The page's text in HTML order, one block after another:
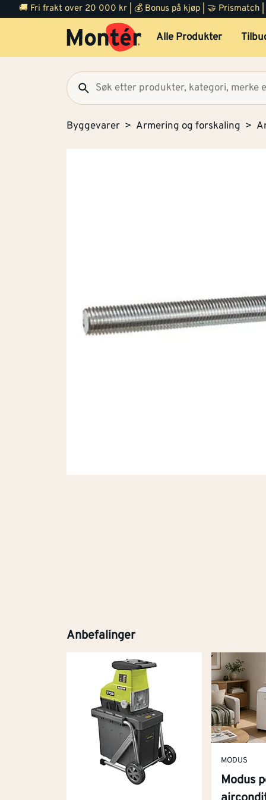
🚚 Fri frakt over 20 000 kr | 💰 Bonus på kjøp | 🤝 Prismatch
Alle Produkter
Byggevarer Armering og forskaling
Anbefalinger
MODUS
Modus